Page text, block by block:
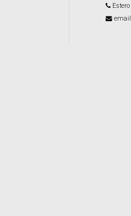
Estero
email